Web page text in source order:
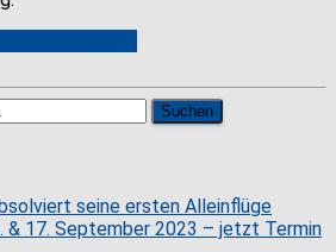
seine ersten Alleinflüge
& 17. September 2023 – jetzt Termin